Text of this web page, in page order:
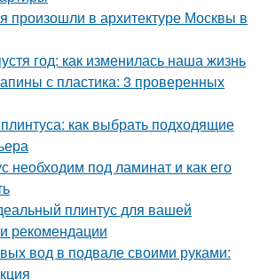
произошли в архитектуре Москвы в
год: как изменилась наша жизнь
с пластика: 3 проверенных
как выбрать подходящие
необходим под ламинат и как его
плинтус для вашей
рекомендации
вод в подвале своими руками: